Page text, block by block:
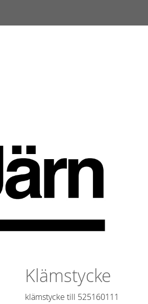
Klämstycke
klämstycke till 525160111